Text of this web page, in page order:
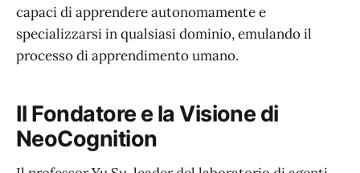
capaci di apprendere autonomamente e
specializzarsi in qualsiasi dominio, emulando il
processo di apprendimento umano.
Il Fondatore e la Visione di
NeoCognition